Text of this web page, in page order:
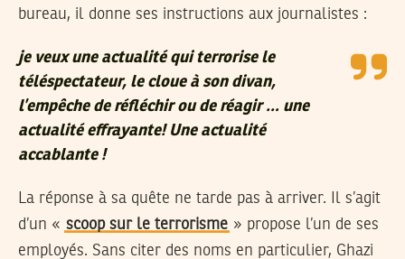
bureau, il donne ses instructions aux journalistes :
je veux une actualité qui terrorise le
téléspectateur, le cloue à son divan,
l’empêche de réfléchir ou de réagir … une
actualité effrayante! Une actualité
accablante !
La réponse à sa quête ne tarde pas à arriver. Il s’agit
d’un « scoop sur le terrorisme » propose l’un de ses
employés. Sans citer des noms en particulier, Ghazi